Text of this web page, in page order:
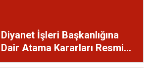
Diyanet İşleri Başkanlığına
Dair Atama Kararları Resmi
Gazete'de